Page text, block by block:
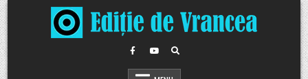
Skip
to
content